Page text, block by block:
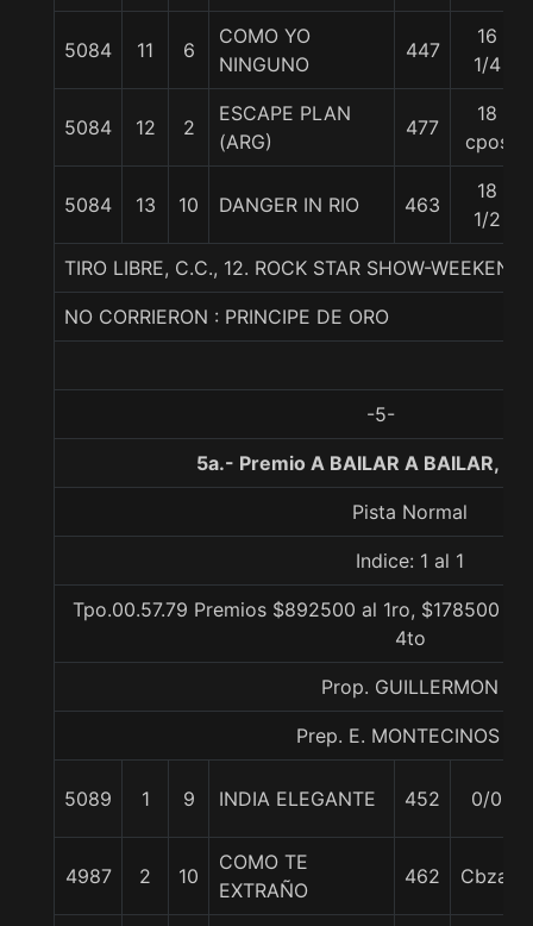
5084 11 6
COMO YO
NINGUNO
447
16
1/4
5084 12 2
ESCAPE PLAN
(ARG)
477
18
cpos
5084 13 10 DANGER IN RIO 463
18
1/2
TIRO LIBRE, C.C., 12. ROCK STAR SHOW-
NO CORRIERON : PRINCIPE DE ORO
-5-
5a.- Premio A BAILAR A BAILAR,
Pista Normal
Indice: 1 al 1
Tpo.00.57.79 Premios $892500 al 1ro, $178500
4to
Prop. GUILLERMON
Prep. E. MONTECINOS C.
5089 1 9 INDIA ELEGANTE 452 0/0
4987 2 10
COMO TE
EXTRAÑO
462 Cbza.